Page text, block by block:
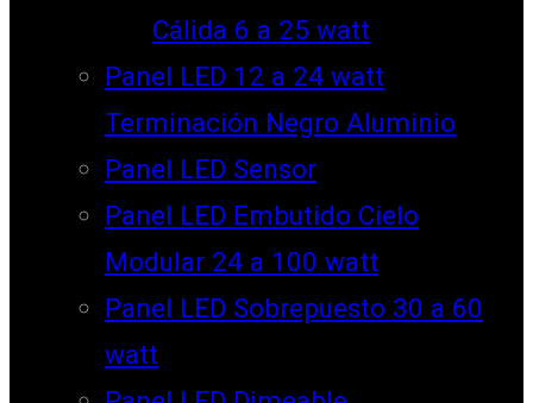
Cálida 6 a 25 watt
Panel LED 12 a 24 watt
Terminación Negro Aluminio
Panel LED Sensor
Panel LED Embutido Cielo
Modular 24 a 100 watt
Panel LED Sobrepuesto 30 a 60
watt